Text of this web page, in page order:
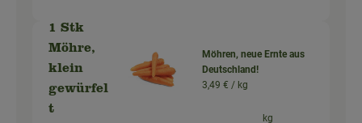
1 Stk
Möhre,
klein
gewürfel
t
Möhren, neue Ernte aus
Deutschland!
3,49 € / kg
kg